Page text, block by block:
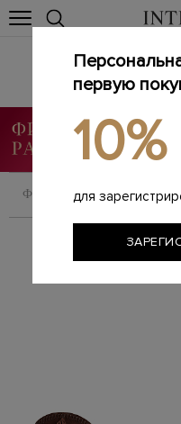
Брендовые
Главная /
ФИЛЬТРОВАТЬ
первую
10%
для